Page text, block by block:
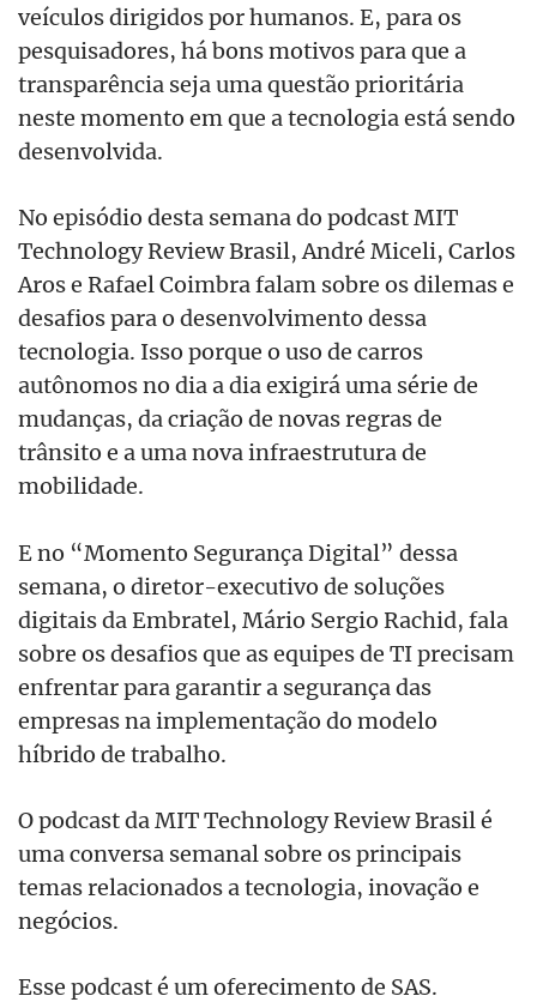
veículos dirigidos por humanos. E, para os
pesquisadores, há bons motivos para que a
transparência seja uma questão prioritária
neste momento em que a tecnologia está sendo
desenvolvida.
No episódio desta semana do podcast MIT
Technology Review Brasil, André Miceli, Carlos
Aros e Rafael Coimbra falam sobre os dilemas e
desafios para o desenvolvimento dessa
tecnologia. Isso porque o uso de carros
autônomos no dia a dia exigirá uma série de
mudanças, da criação de novas regras de
trânsito e a uma nova infraestrutura de
mobilidade.
E no “Momento Segurança Digital” dessa
semana, o diretor-executivo de soluções
digitais da Embratel, Mário Sergio Rachid, fala
sobre os desafios que as equipes de TI precisam
enfrentar para garantir a segurança das
empresas na implementação do modelo
híbrido de trabalho.
O podcast da MIT Technology Review Brasil é
uma conversa semanal sobre os principais
temas relacionados a tecnologia, inovação e
negócios.
Esse podcast é um oferecimento de SAS.